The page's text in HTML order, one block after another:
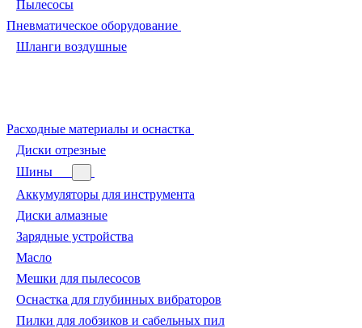
Пылесосы
Пневматическое оборудование
Шланги воздушные
Расходные материалы и оснастка
Диски отрезные
Шины
Аккумуляторы для инструмента
Диски алмазные
Зарядные устройства
Масло
Мешки для пылесосов
Оснастка для глубинных вибраторов
Пилки для лобзиков и сабельных пил